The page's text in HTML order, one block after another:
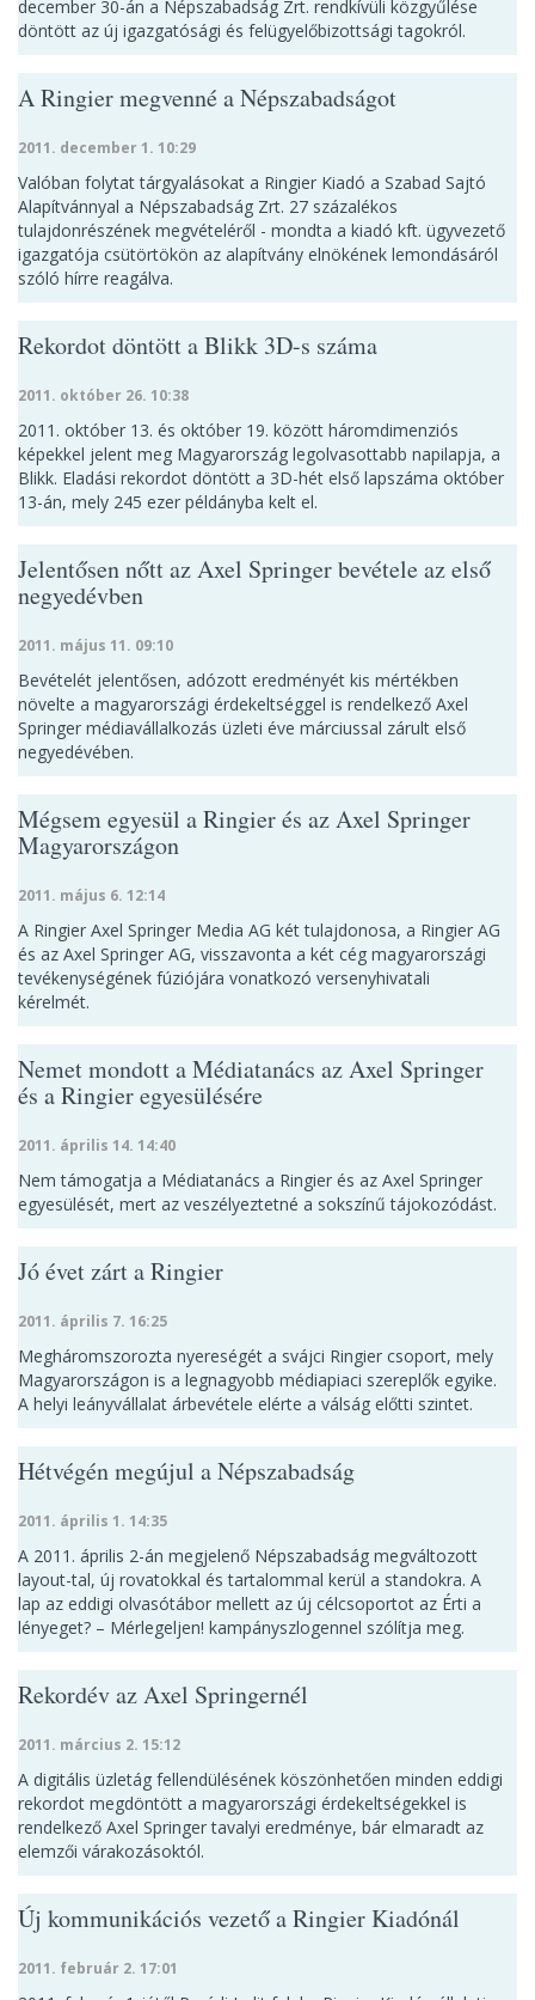
december 30-án a Népszabadság Zrt. rendkívüli közgyűlése
döntött az új igazgatósági és felügyelőbizottsági tagokról.
A Ringier megvenné a Népszabadságot
2011. december 1. 10:29
Valóban folytat tárgyalásokat a Ringier Kiadó a Szabad Sajtó
Alapítvánnyal a Népszabadság Zrt. 27 százalékos
tulajdonrészének megvételéről - mondta a kiadó kft. ügyvezető
igazgatója csütörtökön az alapítvány elnökének lemondásáról
szóló hírre reagálva.
Rekordot döntött a Blikk 3D-s száma
2011. október 26. 10:38
2011. október 13. és október 19. között háromdimenziós
képekkel jelent meg Magyarország legolvasottabb napilapja, a
Blikk. Eladási rekordot döntött a 3D-hét első lapszáma október
13-án, mely 245 ezer példányba kelt el.
Jelentősen nőtt az Axel Springer bevétele az első
negyedévben
2011. május 11. 09:10
Bevételét jelentősen, adózott eredményét kis mértékben
növelte a magyarországi érdekeltséggel is rendelkező Axel
Springer médiavállalkozás üzleti éve márciussal zárult első
negyedévében.
Mégsem egyesül a Ringier és az Axel Springer
Magyarországon
2011. május 6. 12:14
A Ringier Axel Springer Media AG két tulajdonosa, a Ringier AG
és az Axel Springer AG, visszavonta a két cég magyarországi
tevékenységének fúziójára vonatkozó versenyhivatali
kérelmét.
Nemet mondott a Médiatanács az Axel Springer
és a Ringier egyesülésére
2011. április 14. 14:40
Nem támogatja a Médiatanács a Ringier és az Axel Springer
egyesülését, mert az veszélyeztetné a sokszínű tájokozódást.
Jó évet zárt a Ringier
2011. április 7. 16:25
Megháromszorozta nyereségét a svájci Ringier csoport, mely
Magyarországon is a legnagyobb médiapiaci szereplők egyike.
A helyi leányvállalat árbevétele elérte a válság előtti szintet.
Hétvégén megújul a Népszabadság
2011. április 1. 14:35
A 2011. április 2-án megjelenő Népszabadság megváltozott
layout-tal, új rovatokkal és tartalommal kerül a standokra. A
lap az eddigi olvasótábor mellett az új célcsoportot az Érti a
lényeget? – Mérlegeljen! kampányszlogennel szólítja meg.
Rekordév az Axel Springernél
2011. március 2. 15:12
A digitális üzletág fellendülésének köszönhetően minden eddigi
rekordot megdöntött a magyarországi érdekeltségekkel is
rendelkező Axel Springer tavalyi eredménye, bár elmaradt az
elemzői várakozásoktól.
Új kommunikációs vezető a Ringier Kiadónál
2011. február 2. 17:01